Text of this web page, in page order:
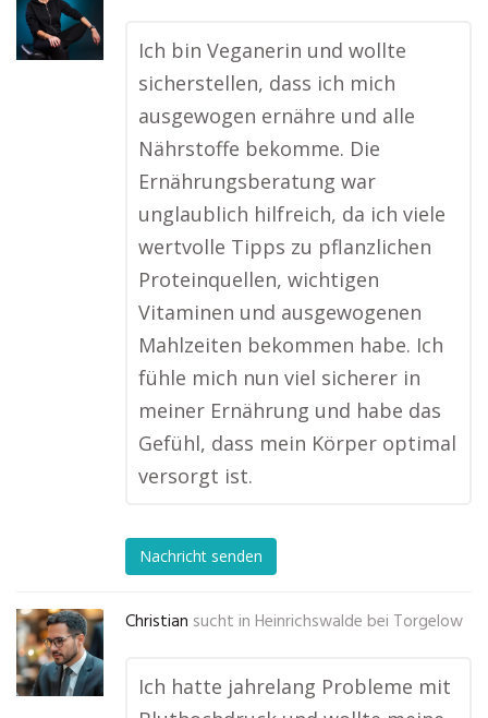
Ich bin Veganerin und wollte
sicherstellen, dass ich mich
ausgewogen ernähre und alle
Nährstoffe bekomme. Die
Ernährungsberatung war
unglaublich hilfreich, da ich viele
wertvolle Tipps zu pflanzlichen
Proteinquellen, wichtigen
Vitaminen und ausgewogenen
Mahlzeiten bekommen habe. Ich
fühle mich nun viel sicherer in
meiner Ernährung und habe das
Gefühl, dass mein Körper optimal
versorgt ist.
Nachricht senden
Christian sucht in Heinrichswalde bei Torgelow
Ich hatte jahrelang Probleme mit